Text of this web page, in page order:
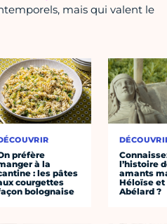
mais qui valent le
préfère
à la
: les pâtes
courgettes
bolognaise
l’histoire
amants
Héloïse et
Abélard ?